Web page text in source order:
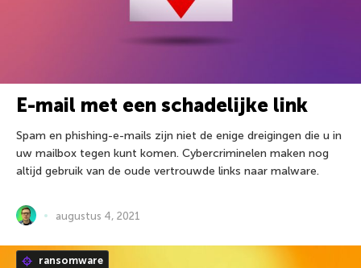
E-mail met een schadelijke link
Spam en phishing-e-mails zijn niet de enige dreigingen die u in
uw mailbox tegen kunt komen. Cybercriminelen maken nog
altijd gebruik van de oude vertrouwde links naar malware.
augustus 4, 2021
ransomware